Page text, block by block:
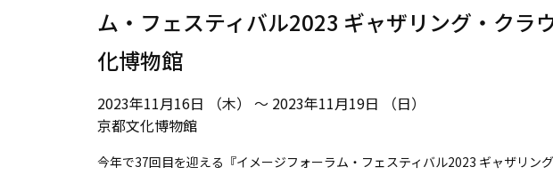
ム・フェスティバル2023 ギャザリング・クラ
化博物館
2023年11月16日 （木） ～ 2023年11月19日 （日）
京都文化博物館
今年で37回目を迎える『イメージフォーラム・フェスティバル2023 ギャザリン